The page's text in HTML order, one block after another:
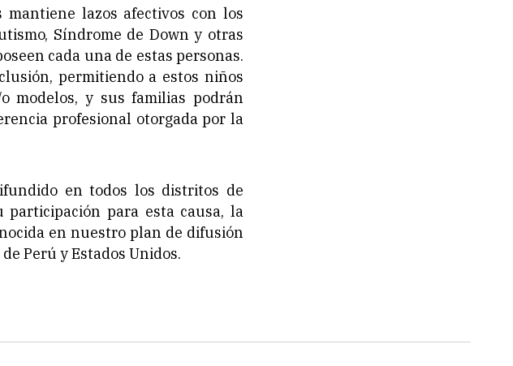
lazos afectivos con los
Síndrome de Down y otras
cada una de estas personas.
permitiendo a estos niños
modelos, y sus familias podrán
profesional otorgada por la
en todos los distritos de
participación para esta causa, la
en nuestro plan de difusión
Perú y Estados Unidos.